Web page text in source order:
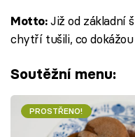
Motto:Již od základní
chytří tušili, co dokážou
Soutěžní menu:
PROSTŘENO!